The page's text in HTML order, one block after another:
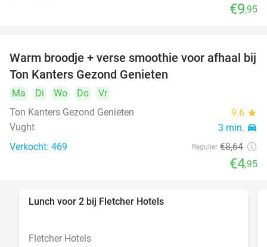
€9,95
43%
Warm broodje + verse smoothie voor afhaal bij
Ton Kanters Gezond Genieten
Ma Di Wo Do
Vr
Ton Kanters Gezond Genieten
9.6 star
Vught 3 min. directions_car
Verkocht: 469 Regulier €8,64
€4,95
Lunch voor 2 bij Fletcher Hotels
Fletcher Hotels